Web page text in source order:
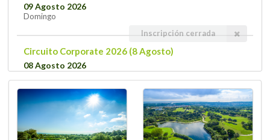
09 Agosto 2026
Domingo
Inscripción cerrada
Circuito Corporate 2026 (8 Agosto)
08 Agosto 2026
Sábado
Inscripción cerrada
FRANCISCO BONILLA
05 Agosto 2026
Miércoles